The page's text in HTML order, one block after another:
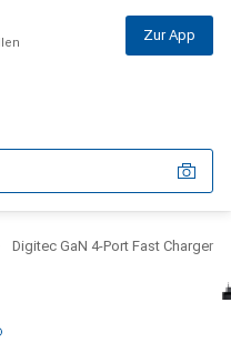
Zur App
Digitec GaN 4-Port Fast Charger